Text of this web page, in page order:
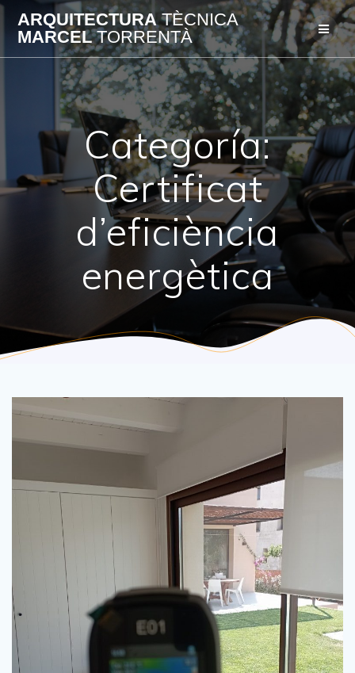
Skip
to
content
ARQUITECTURATÈCNICA
MARCELTORRENTÀ
Categoría:
Certificat
d’eficiència
energètica